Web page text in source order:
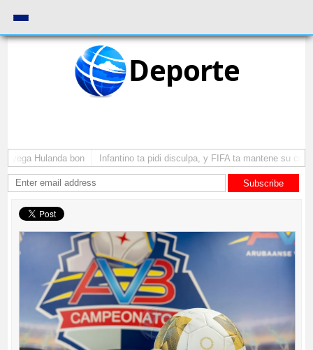
Deporte
yega Hulanda bon Infantino ta pidi disculpa, y FIFA ta mantene su como
Subscribe